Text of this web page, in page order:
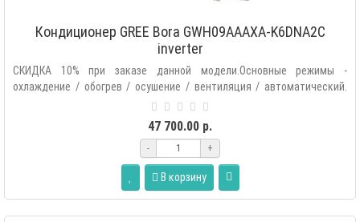
Кондиционер GREE Bora GWH09AAAXA-K6DNA2C
inverter
СКИДКА 10% при заказе данной модели.Основные режимы -
охлаждение / обогрев / осушение / вентиляция / автоматический.
47 700.00 р.
- +
В корзину